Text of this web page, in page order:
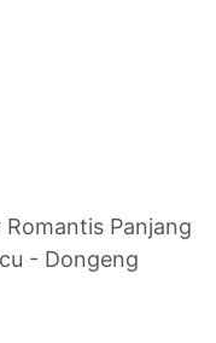
Panjang
- Dongeng